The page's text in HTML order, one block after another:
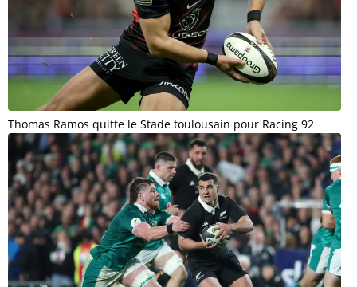
Thomas Ramos quitte le Stade toulousain pour Racing 92